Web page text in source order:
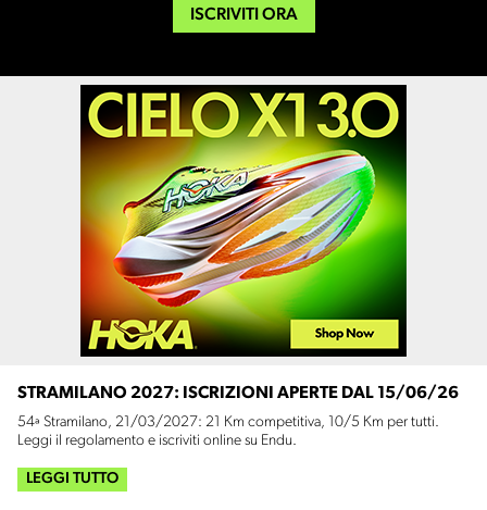
ISCRIVITI ORA
STRAMILANO 2027: ISCRIZIONI APERTE DAL 15/06/26
54ª Stramilano, 21/03/2027: 21 Km competitiva, 10/5 Km per tutti.
Leggi il regolamento e iscriviti online su Endu.
LEGGI TUTTO